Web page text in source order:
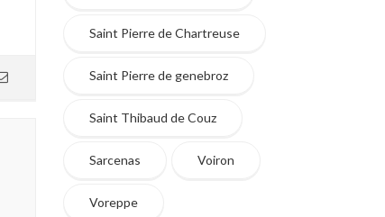
Saint Pierre de Chartreuse
Saint Pierre de genebroz
Saint Thibaud de Couz
Sarcenas Voiron
Voreppe